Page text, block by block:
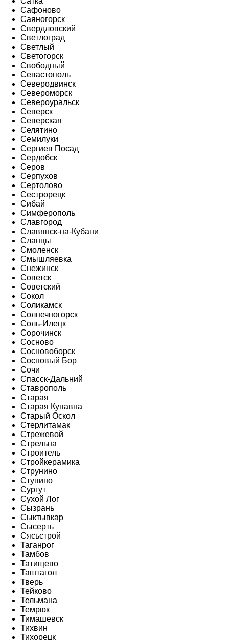
Сафоново
Саяногорск
Свердловский
Светлоград
Светлый
Светогорск
Свободный
Севастополь
Северодвинск
Североморск
Североуральск
Северск
Северская
Селятино
Семилуки
Сергиев Посад
Сердобск
Серов
Серпухов
Сертолово
Сестрорецк
Сибай
Симферополь
Славгород
Славянск-на-Кубани
Сланцы
Смоленск
Смышляевка
Снежинск
Советск
Советский
Сокол
Соликамск
Солнечногорск
Соль-Илецк
Сорочинск
Сосново
Сосновоборск
Сосновый Бор
Сочи
Спасск-Дальний
Ставрополь
Старая
Старая Купавна
Старый Оскол
Стерлитамак
Стрежевой
Стрельна
Строитель
Стройкерамика
Струнино
Ступино
Сургут
Сухой Лог
Сызрань
Сыктывкар
Сысерть
Сясьстрой
Таганрог
Тамбов
Татищево
Таштагол
Тверь
Тейково
Тельмана
Темрюк
Тимашевск
Тихвин
Тихорецк